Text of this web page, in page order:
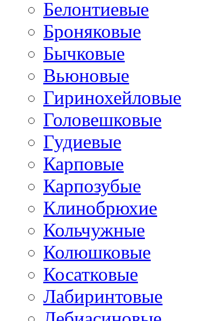
Белонтиевые
Броняковые
Бычковые
Вьюновые
Гиринохейловые
Головешковые
Гудиевые
Карповые
Карпозубые
Клинобрюхие
Кольчужные
Колюшковые
Косатковые
Лабиринтовые